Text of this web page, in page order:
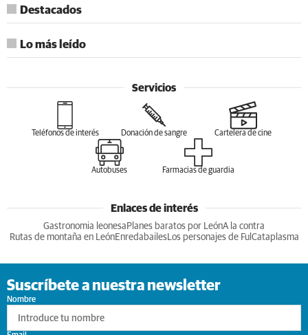
Destacados
Lo más leído
Servicios
Teléfonos de interés Donación de sangre Cartelera de cine
Autobuses Farmacias de guardia
Enlaces de interés
Gastronomia leonesa Planes baratos por LeónA la contra
Rutas de montaña en LeónEnredabailesLos personajes de Ful Cataplasma
Suscríbete a nuestra newsletter
Nombre